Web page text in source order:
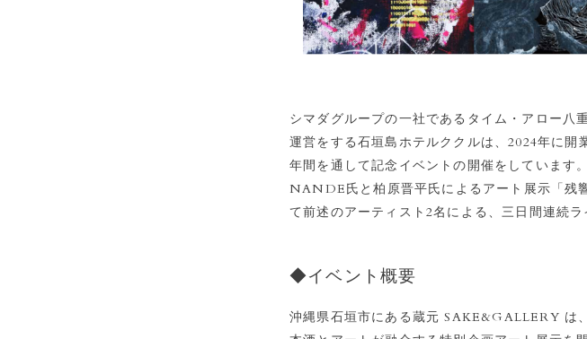
シマダグループの一社であるタイム・アロー八
運営をする石垣島ホテルククルは、2024年に開
年間を通して記念イベントの開催をしています
NANDE氏と柏原晋平氏によるアート展示「残
て前述のアーティスト2名による、三日間連続ラ
◆イベント概要
沖縄県石垣市にある蔵元 SAKE&GALLERY は